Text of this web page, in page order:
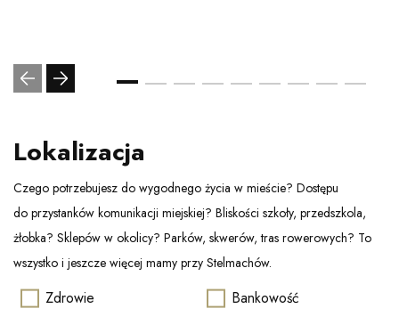
Lokalizacja
Czego potrzebujesz do wygodnego życia w mieście? Dostępu
do przystanków komunikacji miejskiej? Bliskości szkoły, przedszkola,
żłobka? Sklepów w okolicy? Parków, skwerów, tras rowerowych? To
wszystko i jeszcze więcej mamy przy Stelmachów.
Zdrowie Bankowość